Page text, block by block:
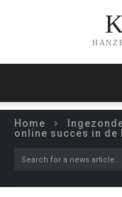
Home
online succes in de
Search for a news article...